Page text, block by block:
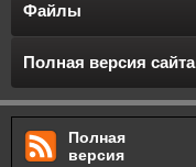
Файлы
Полная версия сайта
Полная
версия